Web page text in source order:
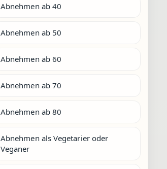
Abnehmen ab 40
Abnehmen ab 50
Abnehmen ab 60
Abnehmen ab 70
Abnehmen ab 80
Abnehmen als Vegetarier oder
Veganer